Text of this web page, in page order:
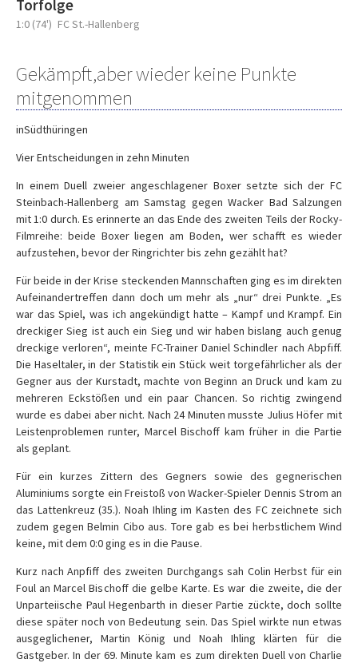
Torfolge
1:0 (74') FC St.-Hallenberg
Gekämpft,aber wieder keine Punkte
mitgenommen
inSüdthüringen
Vier Entscheidungen in zehn Minuten
In einem Duell zweier angeschlagener Boxer setzte sich der FC
Steinbach-Hallenberg am Samstag gegen Wacker Bad Salzungen
mit 1:0 durch. Es erinnerte an das Ende des zweiten Teils der Rocky-
Filmreihe: beide Boxer liegen am Boden, wer schafft es wieder
aufzustehen, bevor der Ringrichter bis zehn gezählt hat?
Für beide in der Krise steckenden Mannschaften ging es im direkten
Aufeinandertreffen dann doch um mehr als „nur“ drei Punkte. „Es
war das Spiel, was ich angekündigt hatte – Kampf und Krampf. Ein
dreckiger Sieg ist auch ein Sieg und wir haben bislang auch genug
dreckige verloren“, meinte FC-Trainer Daniel Schindler nach Abpfiff.
Die Haseltaler, in der Statistik ein Stück weit torgefährlicher als der
Gegner aus der Kurstadt, machte von Beginn an Druck und kam zu
mehreren Eckstößen und ein paar Chancen. So richtig zwingend
wurde es dabei aber nicht. Nach 24 Minuten musste Julius Höfer mit
Leistenproblemen runter, Marcel Bischoff kam früher in die Partie
als geplant.
Für ein kurzes Zittern des Gegners sowie des gegnerischen
Aluminiums sorgte ein Freistoß von Wacker-Spieler Dennis Strom an
das Lattenkreuz (35.). Noah Ihling im Kasten des FC zeichnete sich
zudem gegen Belmin Cibo aus. Tore gab es bei herbstlichem Wind
keine, mit dem 0:0 ging es in die Pause.
Kurz nach Anpfiff des zweiten Durchgangs sah Colin Herbst für ein
Foul an Marcel Bischoff die gelbe Karte. Es war die zweite, die der
Unparteiische Paul Hegenbarth in dieser Partie zückte, doch sollte
diese später noch von Bedeutung sein. Das Spiel wirkte nun etwas
ausgeglichener, Martin König und Noah Ihling klärten für die
Gastgeber. In der 69. Minute kam es zum direkten Duell von Charlie